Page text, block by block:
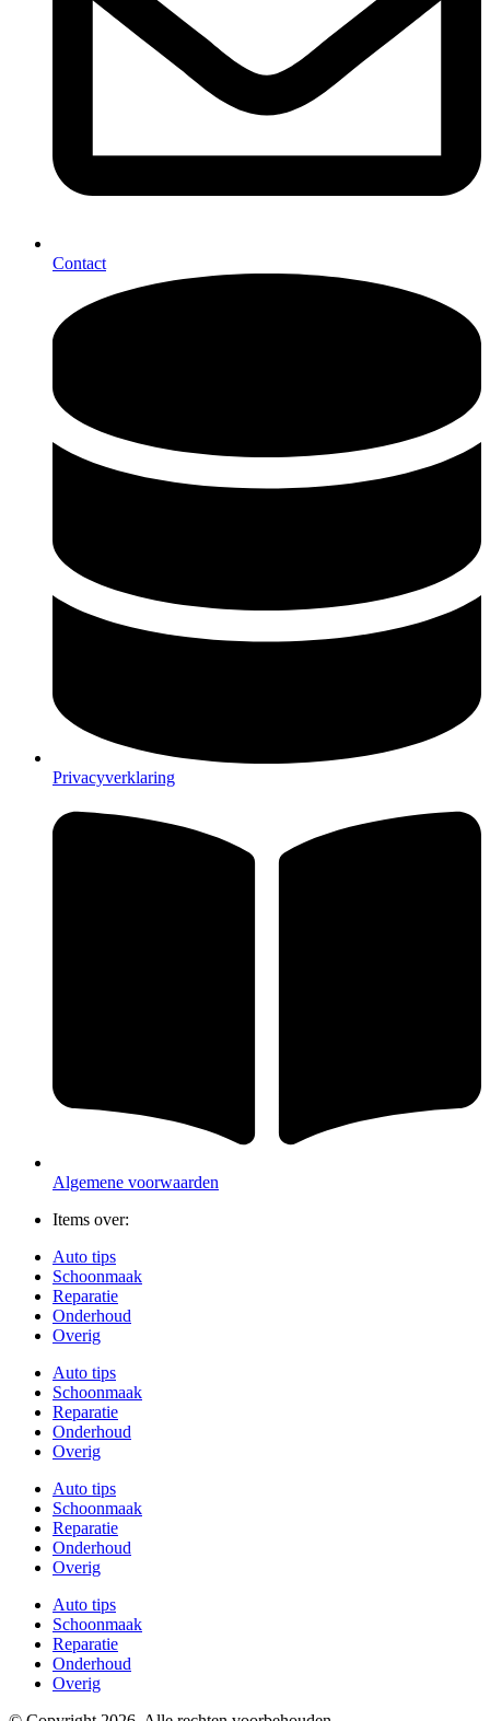
Contact
Privacyverklaring
Algemene voorwaarden
Items over:
Auto tips
Schoonmaak
Reparatie
Onderhoud
Overig
Auto tips
Schoonmaak
Reparatie
Onderhoud
Overig
Auto tips
Schoonmaak
Reparatie
Onderhoud
Overig
Auto tips
Schoonmaak
Reparatie
Onderhoud
Overig